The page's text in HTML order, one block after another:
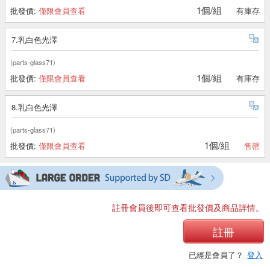
批發價: 僅限會員查看 1個/組 有庫存
7.乳白色光澤
(parts-glass71)
批發價: 僅限會員查看 1個/組 有庫存
8.乳白色光澤
(parts-glass71)
批發價: 僅限會員查看 1個/組 售罄
註冊會員後即可查看批發價及商品詳情。
註冊
已經是會員了？ 登入